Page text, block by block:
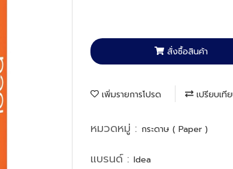
สั่งซื้อสินค้า
เพิ่มรายการโปรด เปรียบเที
หมวดหมู่ : กระดาษ ( Paper )
แบรนด์ : Idea